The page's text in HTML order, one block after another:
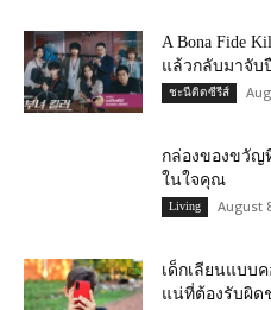
A Bona Fide
แล้วกลับมาจับ
ชะนีติดซีรีส์
กล่องของขวัญ
ในใจคุณ
Living August
เด็กเลียนแบบ
แน่ที่ต้องรับผิด